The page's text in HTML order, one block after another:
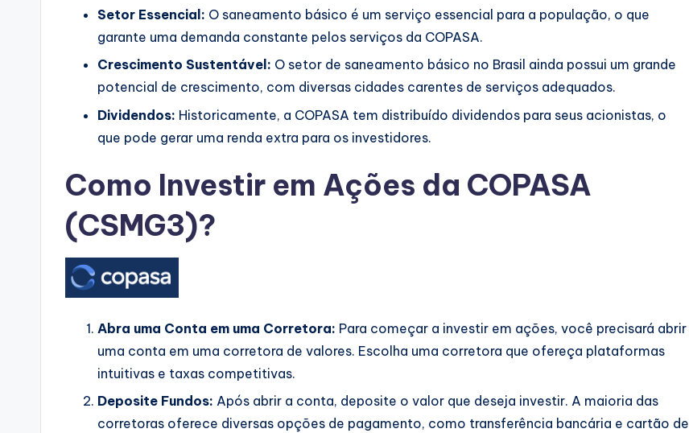
Setor Essencial: O saneamento básico é um serviço essencial para a população, o que
garante uma demanda constante pelos serviços da COPASA.
Crescimento Sustentável: O setor de saneamento básico no Brasil ainda possui um grande
potencial de crescimento, com diversas cidades carentes de serviços adequados.
Dividendos: Historicamente, a COPASA tem distribuído dividendos para seus acionistas, o
que pode gerar uma renda extra para os investidores.
Como Investir em Ações da COPASA
(CSMG3)?
Abra uma Conta em uma Corretora: Para começar a investir em ações, você precisará abrir
uma conta em uma corretora de valores. Escolha uma corretora que ofereça plataformas
intuitivas e taxas competitivas.
Deposite Fundos: Após abrir a conta, deposite o valor que deseja investir. A maioria das
corretoras oferece diversas opções de pagamento, como transferência bancária e cartão de